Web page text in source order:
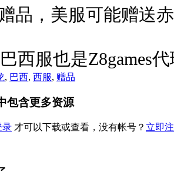
品，美服可能赠送
西服也是Z8games
, 巴西, 西服, 赠品
包含更多资源
录 才可以下载或查看，没有帐号？ 立即